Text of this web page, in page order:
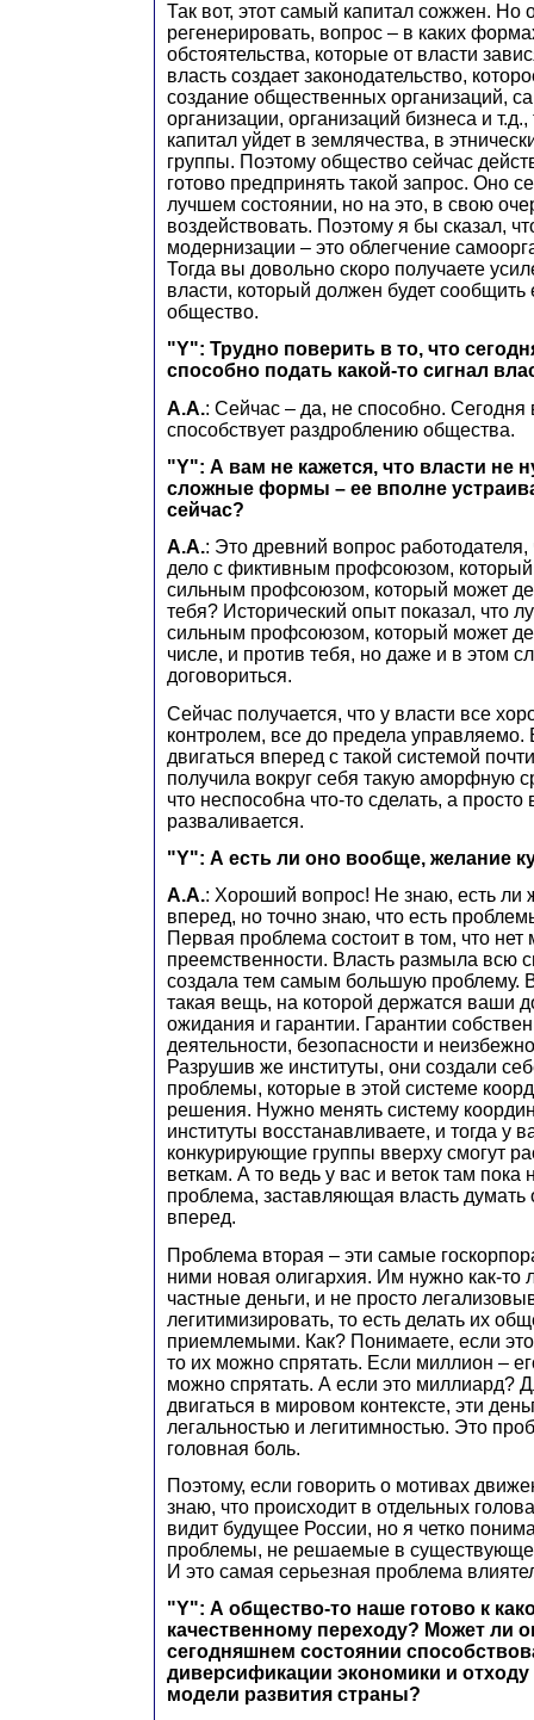
Так вот, этот самый капитал сожжен. Но
регенерировать, вопрос – в каких
обстоятельства, которые от власти
власть создает законодательство,
создание общественных организаций,
организации, организаций бизнеса и
капитал уйдет в землячества, в
группы. Поэтому общество сейчас
готово предпринять такой запрос. Оно
лучшем состоянии, но на это, в свою
воздействовать. Поэтому я бы сказал,
модернизации – это облегчение
Тогда вы довольно скоро получаете
власти, который должен будет сообщить
общество.
"Y": Трудно поверить в то, что
способно подать какой-то сигнал
А.А.: Сейчас – да, не способно. Сегодня
способствует раздроблению общества.
"Y": А вам не кажется, что власти не
сложные формы – ее вполне
сейчас?
А.А.: Это древний вопрос
дело с фиктивным профсоюзом, который
сильным профсоюзом, который может
тебя? Исторический опыт показал, что
сильным профсоюзом, который может
числе, и против тебя, но даже и в этом
договориться.
Сейчас получается, что у власти все
контролем, все до предела
двигаться вперед с такой системой
получила вокруг себя такую аморфную
что неспособна что-то сделать, а просто
разваливается.
"Y": А есть ли оно вообще, желание
А.А.: Хороший вопрос! Не знаю, есть ли
вперед, но точно знаю, что есть
Первая проблема состоит в том, что нет
преемственности. Власть размыла всю
создала тем самым большую проблему.
такая вещь, на которой держатся ваши
ожидания и гарантии. Гарантии
деятельности, безопасности и
Разрушив же институты, они создали
проблемы, которые в этой системе
решения. Нужно менять систему
институты восстанавливаете, и тогда у
конкурирующие группы вверху смогут
веткам. А то ведь у вас и веток там пока
проблема, заставляющая власть думать
вперед.
Проблема вторая – эти самые
ними новая олигархия. Им нужно как-то
частные деньги, и не просто
легитимизировать, то есть делать их
приемлемыми. Как? Понимаете, если
то их можно спрятать. Если миллион –
можно спрятать. А если это миллиард?
двигаться в мировом контексте, эти
легальностью и легитимностью. Это
головная боль.
Поэтому, если говорить о мотивах
знаю, что происходит в отдельных
видит будущее России, но я четко
проблемы, не решаемые в
И это самая серьезная проблема
"Y": А общество-то наше готово к
качественному переходу? Может ли
сегодняшнем состоянии
диверсификации экономики и
модели развития страны?